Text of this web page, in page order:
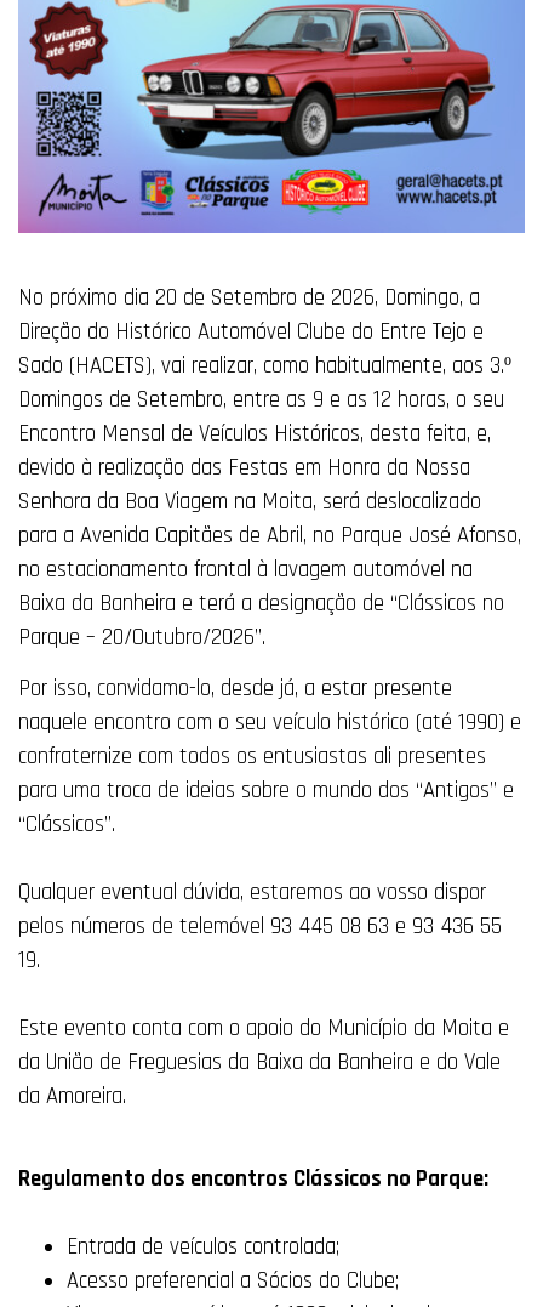
No próximo dia 20 de Setembro de 2026, Domingo, a
Direção do Histórico Automóvel Clube do Entre Tejo e
Sado (HACETS), vai realizar, como habitualmente, aos 3.º
Domingos de Setembro, entre as 9 e as 12 horas, o seu
Encontro Mensal de Veículos Históricos, desta feita, e,
devido à realização das Festas em Honra da Nossa
Senhora da Boa Viagem na Moita, será deslocalizado
para a Avenida Capitães de Abril, no Parque José Afonso,
no estacionamento frontal à lavagem automóvel na
Baixa da Banheira e terá a designação de “Clássicos no
Parque – 20/Outubro/2026”.
Por isso, convidamo-lo, desde já, a estar presente
naquele encontro com o seu veículo histórico (até 1990) e
confraternize com todos os entusiastas ali presentes
para uma troca de ideias sobre o mundo dos “Antigos” e
“Clássicos”.
Qualquer eventual dúvida, estaremos ao vosso dispor
pelos números de telemóvel 93 445 08 63 e 93 436 55
19.
Este evento conta com o apoio do Município da Moita e
da União de Freguesias da Baixa da Banheira e do Vale
da Amoreira.
Regulamento dos encontros Clássicos no Parque:
Entrada de veículos controlada;
Acesso preferencial a Sócios do Clube;